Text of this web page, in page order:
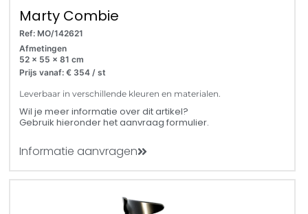
Marty Combie
Ref: MO/142621
Afmetingen
52 x 55 x 81 cm
Prijs vanaf: € 354 / st
Leverbaar in verschillende kleuren en materialen.
Wil je meer informatie over dit artikel?
Gebruik hieronder het aanvraag formulier.
Informatie aanvragen